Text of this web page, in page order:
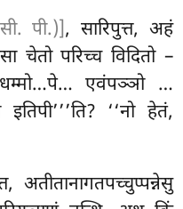
पी.)], सारिपुत्त, अहं
चेतो परिच्च विदितो –
एवंपञ्ञो …
‘‘नो हेतं,
अतीतानागतपच्चुप्पन्नेसु